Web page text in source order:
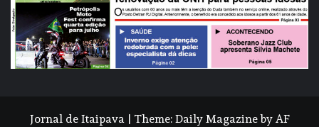
Jornal de Itaipava Theme: Daily Magazineby AF